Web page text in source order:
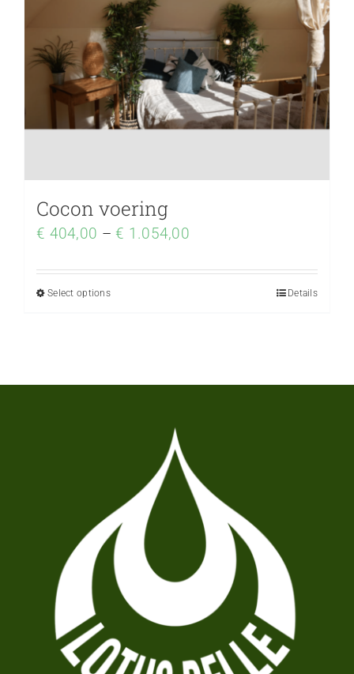
Cocon voering
€ 404,00 –€ 1.054,00
Select options Details